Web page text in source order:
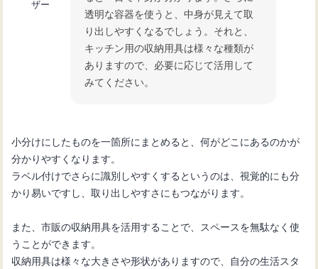
ザー
透明な容器を使うと、中身が見えて取
り出しやすくなるでしょう。それと、
キッチン用の収納用具は様々な種類が
ありますので、必要に応じて活用して
みてください。
小分けにしたものを一箇所にまとめると、何がどこにあるのかが
分かりやすくなります。
ラベル付けでさらに識別しやすくするというのは、視覚的にも分
かり易いですし、取り出しやすさにもつながります。
また、市販の収納用具を活用することで、スペースを無駄なく使
うことができます。
収納用具は様々な大きさや形状がありますので、自分の生活スタ